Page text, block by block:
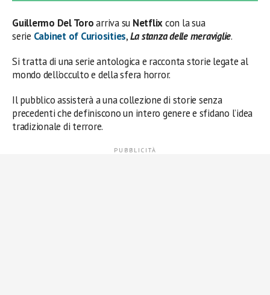
Guillermo Del Toroarriva su Netflixcon la sua
serie Cabinet of Curiosities,La stanza delle meraviglie.
Si tratta di una serie antologica e racconta storie legate al
mondo dell’occulto e della sfera horror.
Il pubblico assisterà a una collezione di storie senza
precedenti che definiscono un intero genere e sfidano l’idea
tradizionale di terrore.